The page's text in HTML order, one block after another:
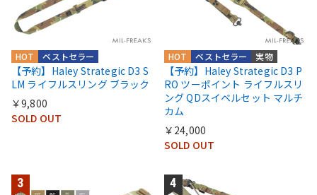
ベストセラー
HOT
【予約】Haley Strategic D3 S
LM ライフルスリング ブラック
￥9,800
SOLD OUT
実物
ベストセラー
HOT
【予約】Haley Strategic D3 P
RO ツーポイント ライフルスリ
ング QDスイベルセット マルチ
カム
￥24,000
SOLD OUT